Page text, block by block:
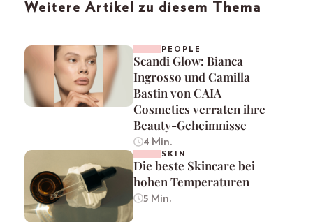
Weitere Artikel zu diesem Thema
PEOPLE
Scandi Glow: Bianca
Ingrosso und Camilla
Bastin von CAIA
Cosmetics verraten ihre
Beauty-Geheimnisse
4 Min.
SKIN
Die beste Skincare bei
hohen Temperaturen
5 Min.